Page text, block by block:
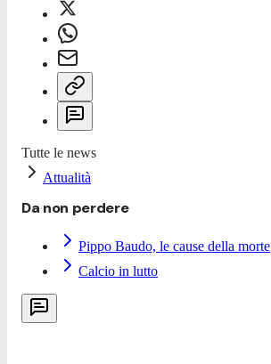
Tutte le news
Attualità
Da non perdere
Pippo Baudo, le cause della morte
Calcio in lutto